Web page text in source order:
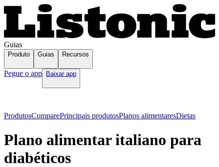
Guias
Produto Guias Recursos
Pegue o app Baixar app
ProdutosComparePrincipais produtosPlanos alimentaresDietas
Plano alimentar italiano para
diabéticos